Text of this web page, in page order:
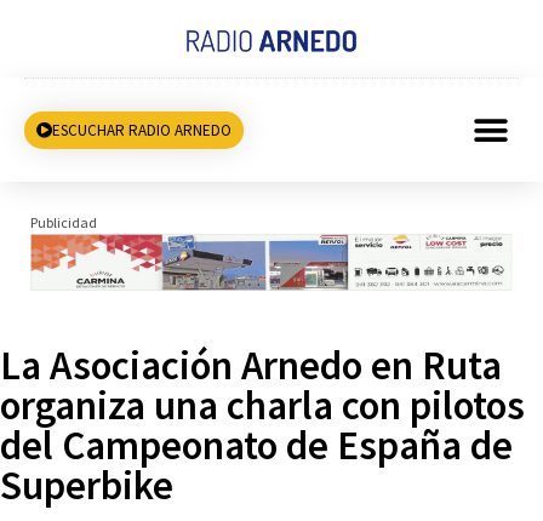
ESCUCHAR RADIO ARNEDO
Publicidad
La Asociación Arnedo en Ruta
organiza una charla con pilotos
del Campeonato de España de
Superbike